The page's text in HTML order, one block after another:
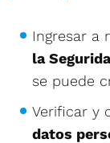
Ingresar a
la
se puede
Verificar y
datos